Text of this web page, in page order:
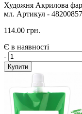
Художня Акрилова
мл. Артикул -
114.00 грн.
Є в наявності
-
Купити